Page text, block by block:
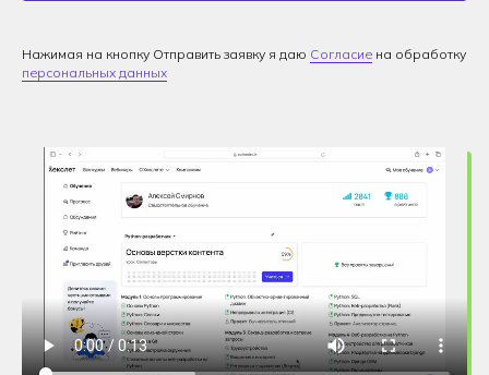
Нажимая на кнопку Отправить заявку я даю Согласие на обработку
персональных данных